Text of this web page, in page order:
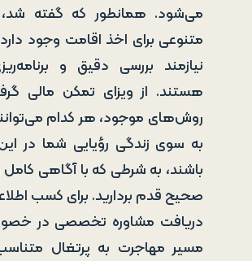
می‌شود. همانطور که گفته
متنوعی برای اخذ اقامت وجود
نیازمند بررسی دقیق و
هستند. از ویزای تمکن مالی
روش‌های موجود، هر کدام
به سوی زندگی رؤیایی شما در
باشند، به شرطی که با آگاهی کامل
صحیح قدم بردارید. برای کسب
دریافت مشاوره تخصصی در
مسیر مهاجرت به پرتغال